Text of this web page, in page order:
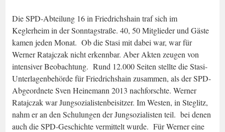
Die SPD-Abteilung 16 in Friedrichshain traf sich im
Keglerheim in der Sonntagstraße. 40, 50 Mitglieder und Gäste
kamen jeden Monat. Ob die Stasi mit dabei war, war für
Werner Ratajczak nicht erkennbar. Aber Akten zeugen von
intensiver Beobachtung. Rund 12.000 Seiten stellte die Stasi-
Unterlagenbehörde für Friedrichshain zusammen, als der SPD-
Abgeordnete Sven Heinemann 2013 nachforschte. Werner
Ratajczak war Jungsozialistenbeisitzer. Im Westen, in Steglitz,
nahm er an den Schulungen der Jungsozialisten teil. bei denen
auch die SPD-Geschichte vermittelt wurde. Für Werner eine